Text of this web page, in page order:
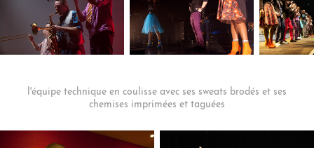
l'équipe technique en coulisse avec ses sweats brodés et ses
chemises imprimées et taguées